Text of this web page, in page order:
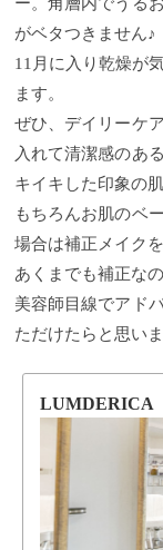
ー。角層内でうる
がベタつきません♪
11月に入り乾燥が
ます。
ぜひ、デイリーケ
入れて清潔感のあ
キイキした印象の
もちろんお肌のベ
場合は補正メイク
あくまでも補正な
美容師目線でアド
ただけたらと思い
LUMDERICA